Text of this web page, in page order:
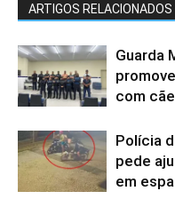
ARTIGOS RELACIONADOS
Guarda
com
Polícia
pede
em